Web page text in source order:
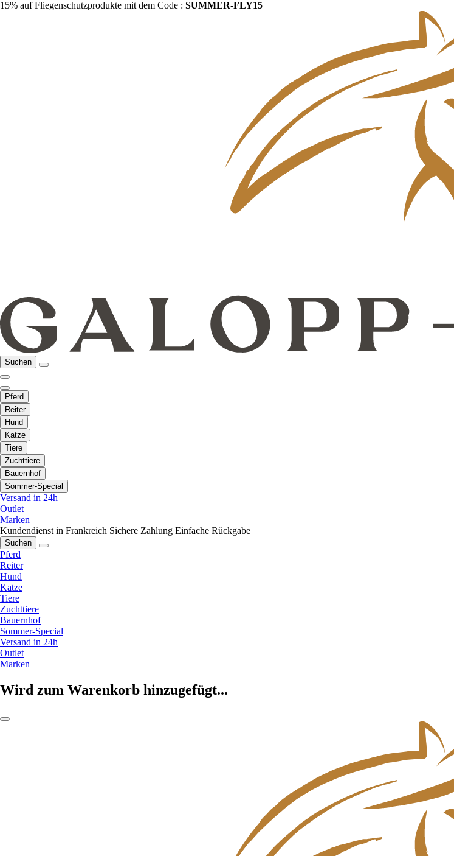
15% auf Fliegenschutzprodukte mit dem Code : SUMMER-FLY15
Suchen
Pferd
Reiter
Hund
Katze
Tiere
Zuchttiere
Bauernhof
Sommer-Special
Versand in 24h
Outlet
Marken
Kundendienst in Frankreich Sichere Zahlung Einfache Rückgabe
Suchen
Pferd
Reiter
Hund
Katze
Tiere
Zuchttiere
Bauernhof
Sommer-Special
Versand in 24h
Outlet
Marken
Wird zum Warenkorb hinzugefügt...